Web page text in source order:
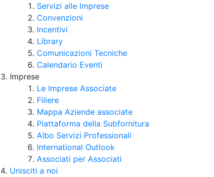
Servizi alle Imprese
Convenzioni
Incentivi
Library
Comunicazioni Tecniche
Calendario Eventi
Imprese
Le Imprese Associate
Filiere
Mappa Aziende associate
Piattaforma della Subfornitura
Albo Servizi Professionali
International Outlook
Associati per Associati
Unisciti a noi